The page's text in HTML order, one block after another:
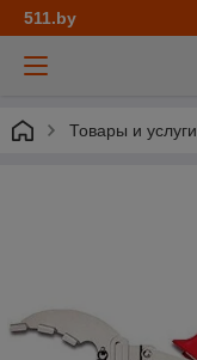
511.by
Товары и услуги